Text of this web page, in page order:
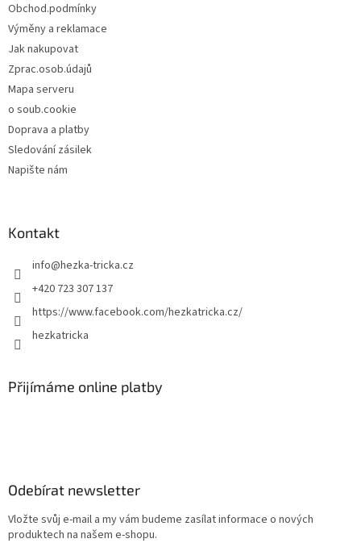
Obchod.podmínky
Výměny a reklamace
Jak nakupovat
Zprac.osob.údajů
Mapa serveru
o soub.cookie
Doprava a platby
Sledování zásilek
Napište nám
Kontakt
info@hezka-tricka.cz
+420 723 307 137
https://www.facebook.com/hezkatricka.cz/
hezkatricka
Přijímáme online platby
Odebírat newsletter
Vložte svůj e-mail a my vám budeme zasílat informace o nových
produktech na našem e-shopu.